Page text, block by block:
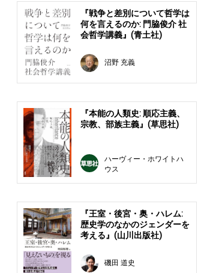
『戦争と差別について哲学は
何を言えるのか: 門脇俊介 社
会哲学講義』(青土社)
沼野 充義
『本能の人類史: 順応主義、
宗教、部族主義』(草思社)
ハーヴィー・ホワイトハ
ウス
『王室・後宮・奥・ハレム:
歴史学のなかのジェンダーを
考える』(山川出版社)
磯田 道史